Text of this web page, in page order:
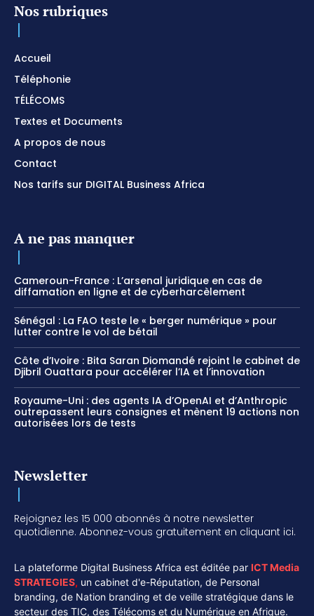
Nos rubriques
Accueil
Téléphonie
TÉLÉCOMS
Textes et Documents
A propos de nous
Contact
Nos tarifs sur DIGITAL Business Africa
A ne pas manquer
Cameroun-France : L’arsenal juridique en cas de
diffamation en ligne et de cyberharcèlement
Sénégal : La FAO teste le « berger numérique » pour
lutter contre le vol de bétail
Côte d’Ivoire : Bita Saran Diomandé rejoint le cabinet de
Djibril Ouattara pour accélérer l’IA et l’innovation
Royaume-Uni : des agents IA d’OpenAI et d’Anthropic
outrepassent leurs consignes et mènent 19 actions non
autorisées lors de tests
Newsletter
Rejoignez les 15 000 abonnés à notre newsletter
quotidienne. Abonnez-vous gratuitement en cliquant ici.
La plateforme Digital Business Africa est éditée par ICT Media
STRATEGIES, un cabinet d'e-Réputation, de Personal
branding, de Nation branding et de veille stratégique dans le
secteur des TIC, des Télécoms et du Numérique en Afrique.